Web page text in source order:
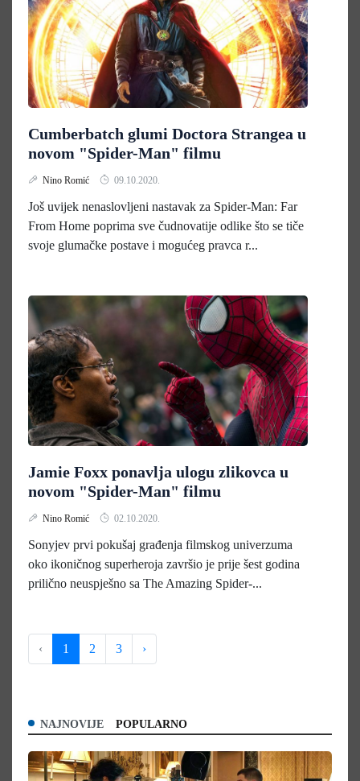
Cumberbatch glumi Doctora Strangea u
novom "Spider-Man" filmu
Nino Romić 09.10.2020.
Još uvijek nenaslovljeni nastavak za Spider-Man: Far
From Home poprima sve čudnovatije odlike što se tiče
svoje glumačke postave i mogućeg pravca r...
Jamie Foxx ponavlja ulogu zlikovca u
novom "Spider-Man" filmu
Nino Romić 02.10.2020.
Sonyjev prvi pokušaj građenja filmskog univerzuma
oko ikoničnog superheroja završio je prije šest godina
prilično neuspješno sa The Amazing Spider-...
‹ 1 2 3 ›
NAJNOVIJE POPULARNO